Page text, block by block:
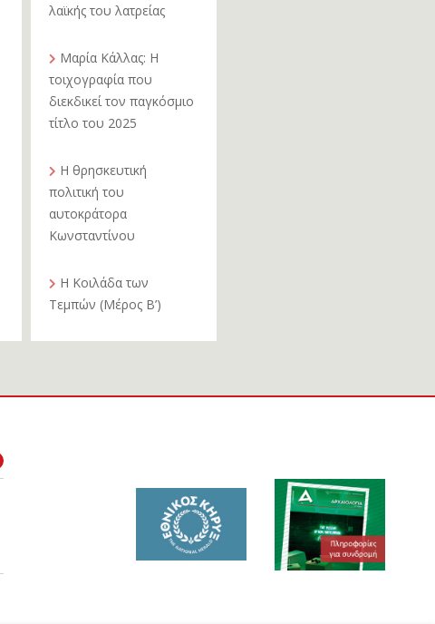
λαϊκής του λατρείας
Μαρία Κάλλας: Η
τοιχογραφία που
διεκδικεί τον παγκόσμιο
τίτλο του 2025
Η θρησκευτική
πολιτική του
αυτοκράτορα
Κωνσταντίνου
Η Κοιλάδα των
Τεμπών (Μέρος Β’)